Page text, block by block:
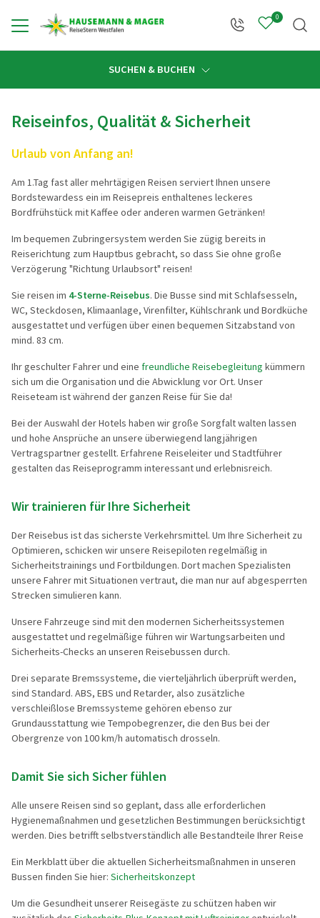
0
SUCHEN & BUCHEN
Alle Reisen
Reisekategorien
60plus
Clubreisen
Advents,
Italien
Reisekalender
Busanmietung
Individuelle Gruppenreisen
Programmvorschläge für Gruppen
Mietomnibusverkehr
Reisebüro Hohenlimburg
Reisebüro Hagen
Insider Tipps
Fahrplanauskunft
Buswerbung
Kontakt
Katalogwelt
Haustürabholung
ReiseStern-Taler
Reisegutschein
Gruppenermäßigung
Reiseinfos, Qualität & Sicherheit
Reiseschutz-Versicherung
Häufige Fragen (FAQ)
Reiseberichte
Aktuelles
Unser Familienunternehmen
Reisestern Westfalen
Unsere Fahrzeuge
Chronik
Standorte
Nachhaltigkeit
Reiseinfos, Qualität & Sicherheit
Urlaub von Anfang an!
Am 1.Tag fast aller mehrtägigen Reisen serviert Ihnen unsere
Bordstewardess ein im Reisepreis enthaltenes leckeres
Bordfrühstück mit Kaffee oder anderen warmen Getränken!
Im bequemen Zubringersystem werden Sie zügig bereits in
Reiserichtung zum Hauptbus gebracht, so dass Sie ohne große
Verzögerung "Richtung Urlaubsort" reisen!
Sie reisen im 4-Sterne-Reisebus. Die Busse sind mit Schlafsesseln,
WC, Steckdosen, Klimaanlage, Virenfilter, Kühlschrank und Bordküche
ausgestattet und verfügen über einen bequemen Sitzabstand von
mind. 83 cm.
Ihr geschulter Fahrer und eine freundliche Reisebegleitung kümmern
sich um die Organisation und die Abwicklung vor Ort. Unser
Reiseteam ist während der ganzen Reise für Sie da!
Bei der Auswahl der Hotels haben wir große Sorgfalt walten lassen
und hohe Ansprüche an unsere überwiegend langjährigen
Vertragspartner gestellt. Erfahrene Reiseleiter und Stadtführer
gestalten das Reiseprogramm interessant und erlebnisreich.
Wir trainieren für Ihre Sicherheit
Der Reisebus ist das sicherste Verkehrsmittel. Um Ihre Sicherheit zu
Optimieren, schicken wir unsere Reisepiloten regelmäßig in
Sicherheitstrainings und Fortbildungen. Dort machen Spezialisten
unsere Fahrer mit Situationen vertraut, die man nur auf abgesperrten
Strecken simulieren kann.
Unsere Fahrzeuge sind mit den modernen Sicherheitssystemen
ausgestattet und regelmäßige führen wir Wartungsarbeiten und
Sicherheits-Checks an unseren Reisebussen durch.
Drei separate Bremssysteme, die vierteljährlich überprüft werden,
sind Standard. ABS, EBS und Retarder, also zusätzliche
verschleißlose Bremssysteme gehören ebenso zur
Grundausstattung wie Tempobegrenzer, die den Bus bei der
Obergrenze von 100 km/h automatisch drosseln.
Damit Sie sich Sicher fühlen
Alle unsere Reisen sind so geplant, dass alle erforderlichen
Hygienemaßnahmen und gesetzlichen Bestimmungen berücksichtigt
werden. Dies betrifft selbstverständlich alle Bestandteile Ihrer Reise
Ein Merkblatt über die aktuellen Sicherheitsmaßnahmen in unseren
Bussen finden Sie hier: Sicherheitskonzept
Um die Gesundheit unserer Reisegäste zu schützen haben wir